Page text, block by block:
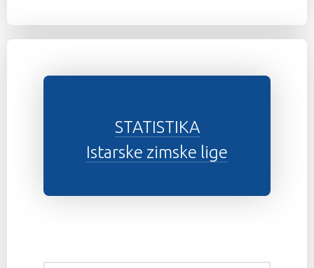
STATISTIKA
Istarske zimske lige